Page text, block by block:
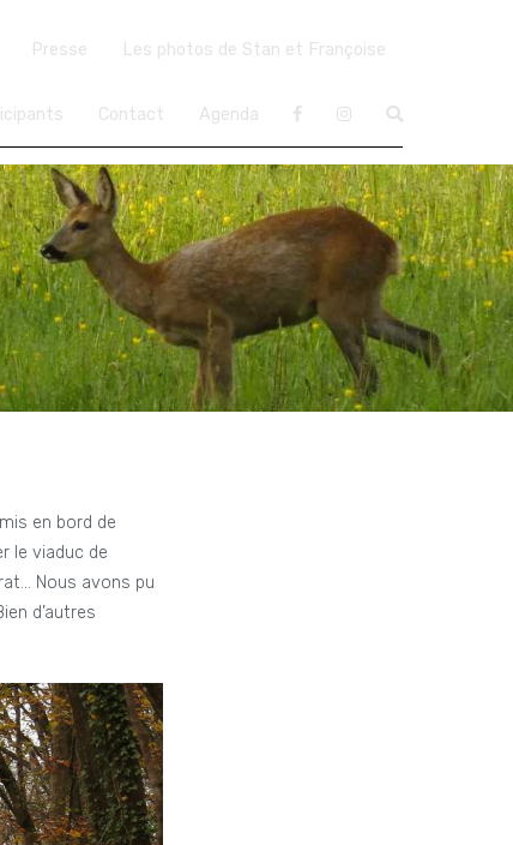
Presse Les photos de Stan et Françoise
Contact Agenda
en bord de
le viaduc de
Nous avons pu
d’autres